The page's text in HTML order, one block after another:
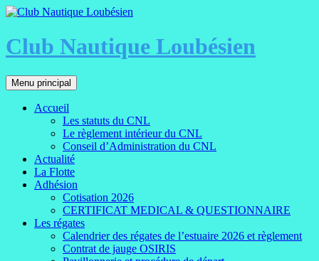
Aller
contenu
Club Nautique Loubésien
Recherche
Menu principal
Accueil
Les statuts du CNL
Le règlement intérieur du CNL
Conseil d’Administration du CNL
Actualité
La Flotte
Adhésion
Cotisation 2026
CERTIFICAT MEDICAL & QUESTIONNAIRE
Les régates
Calendrier des régates de l’estuaire 2026 et règlement
Contrat de jauge OSIRIS